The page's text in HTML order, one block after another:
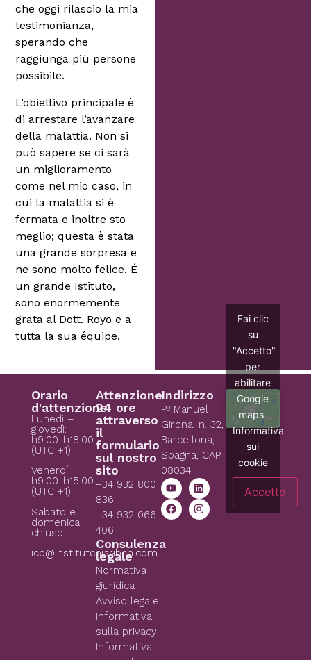
che oggi rilascio la mia
testimonianza,
sperando che
raggiunga più persone
possibile.
L’obiettivo principale è
di arrestare l’avanzare
della malattia. Non si
può sapere se ci sarà
un miglioramento
come nel mio caso, in
cui la malattia si è
fermata e inoltre sto
meglio; questa è stata
una grande sorpresa e
ne sono molto felice. É
un grande Istituto,
sono enormemente
grata al Dott. Royo e a
tutta la sua équipe.
Orario
d'attenzione
Lunedì –
giovedì:
h9:00-h18:00
(UTC +1)
Venerdí:
h9:00-h15:00
(UTC +1)
Sabato e
domenica:
chiuso
icb@institutchiaribcn.com
Attenzione
24 ore
attraverso
il
formulario
sul nostro
sito
+34 932 800
836
+34 932 066
406
Consulenza
legale
Normativa
giuridica
Avviso legale
Informativa
sulla privacy
Informativa
Indirizzo
Pº Manuel
Girona, n. 32,
Barcellona,
Spagna, CAP
08034
Fai clic
su
"Accetto"
per
abilitare
Google
maps
Informativa
sui
cookie
Accetto